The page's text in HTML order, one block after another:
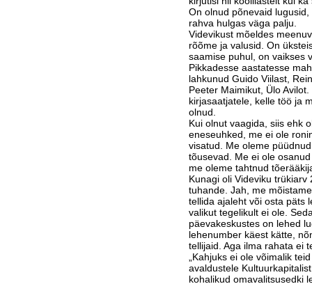
On olnud põnevaid
rahva hulgas väga palju.
Videvikust mõeldes
rõõme ja valusid. On
saamise puhul, on vaikses
Pikkadesse aastatesse
lahkunud Guido Viilast,
Peeter Maimikut, Ülo
kirjasaatjatele, kelle töö ja
olnud.
Kui olnut vaagida, siis ehk
eneseuhked, me ei ole
visatud. Me oleme
tõusevad. Me ei ole
me oleme tahtnud
Kunagi oli Videviku
tuhande. Jah, me
tellida ajaleht või osta päts
valikut tegelikult ei ole.
päevakeskustes on lehed
lehenumber käest kätte,
tellijaid. Aga ilma rahata ei
„Kahjuks ei ole võimalik
avaldustele
kohalikud omavalitsusedki